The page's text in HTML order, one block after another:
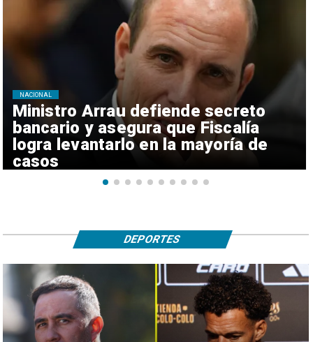
Ministro Arrau defiende secreto
bancario y asegura que Fiscalía
logra levantarlo en la mayoría de
casos
NACIONAL
DEPORTES